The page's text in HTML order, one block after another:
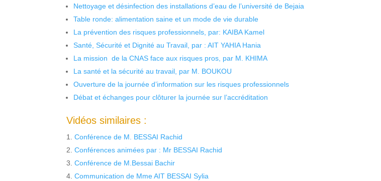
Nettoyage et désinfection des installations d’eau de l’université de Bejaia
Table ronde: alimentation saine et un mode de vie durable
La prévention des risques professionnels, par: KAIBA Kamel
Santé, Sécurité et Dignité au Travail, par : AIT YAHIA Hania
La mission de la CNAS face aux risques pros, par M. KHIMA
La santé et la sécurité au travail, par M. BOUKOU
Ouverture de la journée d’information sur les risques professionnels
Débat et échanges pour clôturer la journée sur l’accréditation
Vidéos similaires :
Conférence de M. BESSAI Rachid
Conférences animées par : Mr BESSAI Rachid
Conférence de M.Bessai Bachir
Communication de Mme AIT BESSAI Sylia